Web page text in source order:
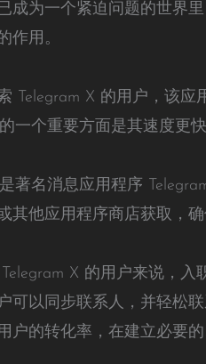
成为一个紧迫问题的世界
作用。
Telegram X 的用户，该应
一个重要方面是其速度更快
是著名消息应用程序
其他应用程序商店获取，
X 的用户来说，入
可以同步联系人，并轻松
户的转化率，在建立必要